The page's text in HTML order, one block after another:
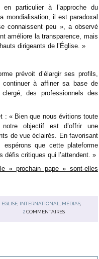
particulier à l’approche du
mondialisation, il est paradoxal
connaissent peu », a observé
améliore la transparence, mais
dirigeants de l’Église. »
prévoit d’élargir ses profils,
continuer à affiner sa base de
des professionnels des
: « Bien que nous évitions toute
objectif est d’offrir une
de vue éclairés. En favorisant
que cette plateforme
défis critiques qui l’attendent. »
« prochain pape » sont-elles
EGLISE, INTERNATIONAL, MÉDIAS,
2 COMMENTAIRES